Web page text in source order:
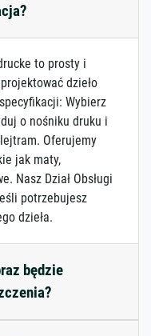
to prosty i
dzieło
Wybierz
o nośniku druku i
Oferujemy
jak maty,
Nasz Dział Obsługi
potrzebujesz
dzieła.
będzie